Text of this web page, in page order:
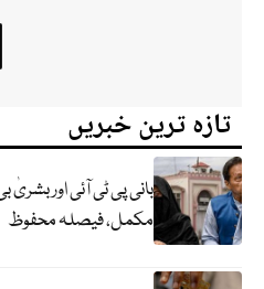
تازہ ترین خبریں
بانی پی ٹی آئی اور
مکمل، فیصلہ محفوظ